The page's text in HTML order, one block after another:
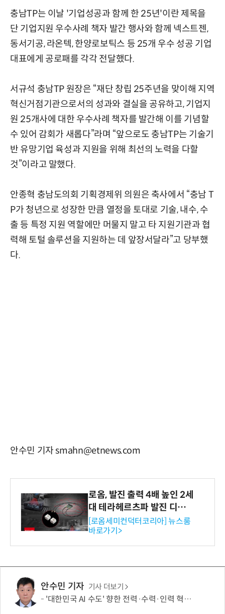
충남TP는 이날 '기업성공과 함께 한 25년'이란 제목을
단 기업지원 우수사례 책자 발간 행사와 함께 넥스트젠,
동서기공, 라온텍, 한양로보틱스 등 25개 우수 성공 기업
대표에게 공로패를 각각 전달했다.
서규석 충남TP 원장은 “재단 창립 25주년을 맞이해 지역
혁신거점기관으로서의 성과와 결실을 공유하고, 기업지
원 25개사에 대한 우수사례 책자를 발간해 이를 기념할
수 있어 감회가 새롭다”라며 “앞으로도 충남TP는 기술기
반 유망기업 육성과 지원을 위해 최선의 노력을 다할
것”이라고 말했다.
안종혁 충남도의회 기획경제위 의원은 축사에서 “충남 T
P가 청년으로 성장한 만큼 열정을 토대로 기술, 내수, 수
출 등 특정 지원 역할에만 머물지 말고 타 지원기관과 협
력해 토털 솔루션을 지원하는 데 앞장서달라”고 당부했
다.
안수민 기자 smahn@etnews.com
로옴, 발진 출력 4배 높인 2세
대 테라헤르츠파 발진 디바이
스 개발
[로옴세미컨덕터코리아] 뉴스룸
바로가기>
안수민 기자 기사 더보기
'대한민국 AI 수도' 향한 전력·수력·인력 혁신 시동…'충남 3력 혁신 TF 회의 첫 개최